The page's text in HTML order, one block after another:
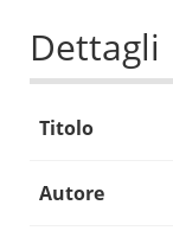
Dettagli
Titolo
Autore